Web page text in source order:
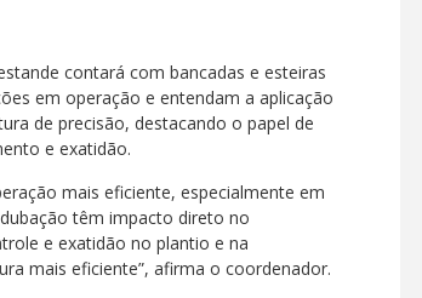
contará com bancadas e esteiras
em operação e entendam a aplicação
de precisão, destacando o papel de
e exatidão.
mais eficiente, especialmente em
têm impacto direto no
e exatidão no plantio e na
mais eficiente”, afirma o coordenador.